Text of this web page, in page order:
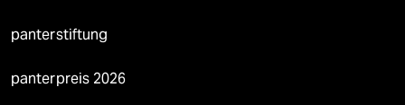
panterstiftung
panterpreis 2026